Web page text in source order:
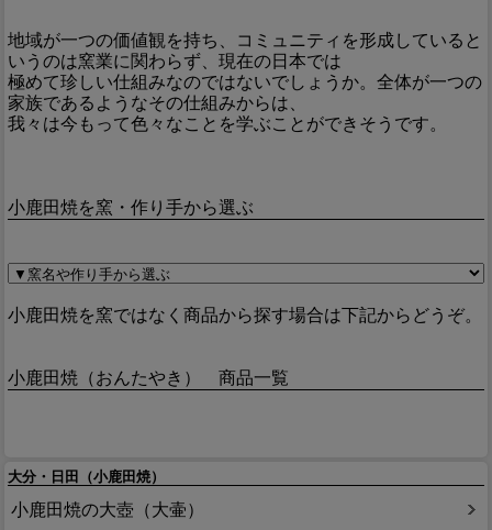
地域が一つの価値観を持ち、コミュニティを形成していると
いうのは窯業に関わらず、現在の日本では
極めて珍しい仕組みなのではないでしょうか。全体が一つの
家族であるようなその仕組みからは、
我々は今もって色々なことを学ぶことができそうです。
小鹿田焼を窯・作り手から選ぶ
小鹿田焼を窯ではなく商品から探す場合は下記からどうぞ。
小鹿田焼（おんたやき） 商品一覧
大分・日田（小鹿田焼）
小鹿田焼の大壺（大壷）